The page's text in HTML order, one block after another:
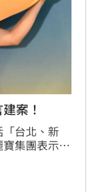
案！
台北、新
集團表示，
包括銷售中